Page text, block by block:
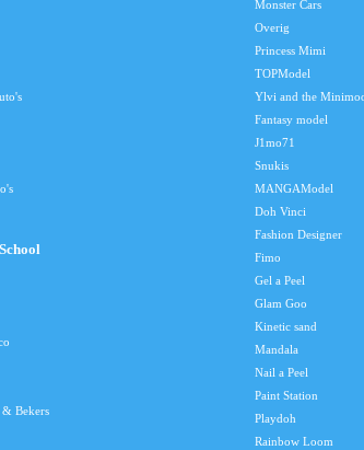
Bekers
Monster Cars
Overig
Princess Mimi
TOPModel
Ylvi and the
Fantasy model
J1mo71
Snukis
MANGAModel
Doh Vinci
Fashion Designer
Fimo
Gel a Peel
Glam Goo
Kinetic sand
Mandala
Nail a Peel
Paint Station
Playdoh
Rainbow Loom